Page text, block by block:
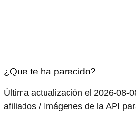
¿Que te ha parecido?
Última actualización el 2026-08-
afiliados / Imágenes de la API